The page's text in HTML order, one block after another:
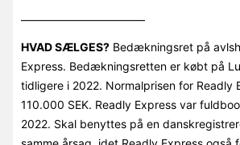
———————————
HVAD SÆLGES?Bedækningsret på
Express. Bedækningsretten er købt på
tidligere i 2022. Normalprisen for Readly
110.000 SEK. Readly Express var
2022. Skal benyttes på en